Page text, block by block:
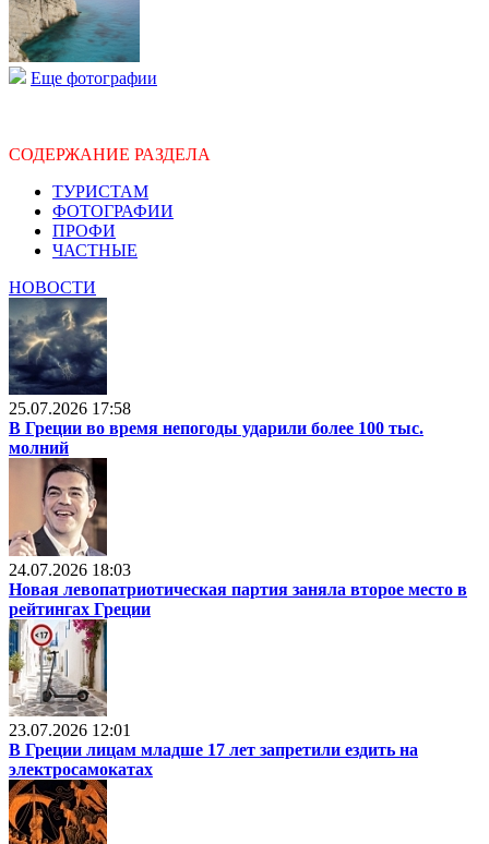
Еще фотографии
СОДЕРЖАНИЕ РАЗДЕЛА
ТУРИСТАМ
ФОТОГРАФИИ
ПРОФИ
ЧАСТНЫЕ
НОВОСТИ
25.07.2026 17:58
В Греции во время непогоды ударили более 100 тыс.
молний
24.07.2026 18:03
Новая левопатриотическая партия заняла второе место в
рейтингах Греции
23.07.2026 12:01
В Греции лицам младше 17 лет запретили ездить на
электросамокатах